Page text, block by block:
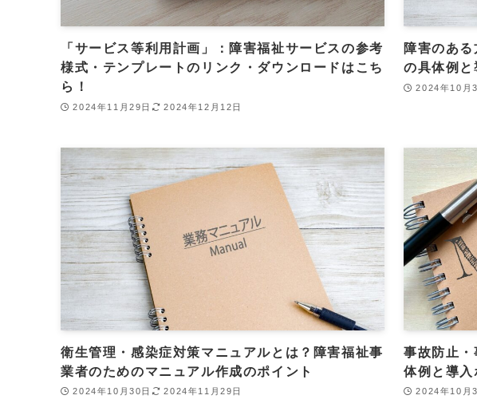
「サービス等利用計画」：障害福祉サービスの参考
様式・テンプレートのリンク・ダウンロードはこち
ら！
2024年11月29日 2024年12月12日
障害のあ
の具体例と
2024年10月
衛生管理・感染症対策マニュアルとは？障害福祉事
業者のためのマニュアル作成のポイント
2024年10月30日 2024年11月29日
事故防止
体例と導入
2024年10月